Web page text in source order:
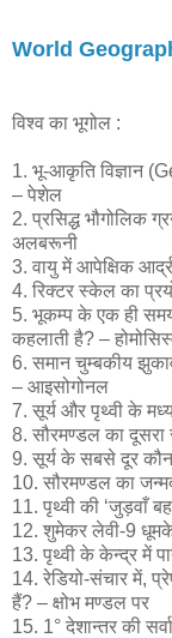
World
विश्व का भूगोल :
1. भू-आकृति विज्ञान
– पेशेल
2. प्रसिद्ध भौगोलिक
अलबरूनी
3. वायु में आपेक्षिक
4. रिक्टर स्केल का
5. भूकम्प के एक ही समय
कहलाती है? –
6. समान चुम्बकीय
– आइसोगोनल
7. सूर्य और पृथ्वी के
8. सौरमण्डल का
9. सूर्य के सबसे दूर
10. सौरमण्डल का
11. पृथ्वी की ‘जुड़वाँ
12. शुमेकर लेवी-9
13. पृथ्वी के केन्द्र में
14. रेडियो-संचार में,
हैं? – क्षोभ मण्डल पर
15. 1° देशान्तर की